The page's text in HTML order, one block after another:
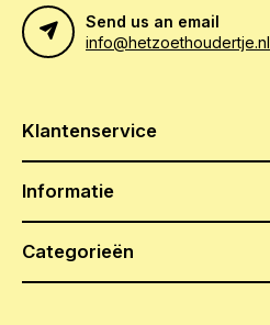
Send us an email
info@hetzoethoudertje.nl
Klantenservice
Informatie
Categorieën